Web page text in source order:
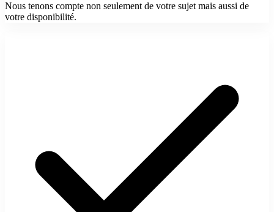
Nous tenons compte non seulement de votre sujet mais aussi de
votre disponibilité.